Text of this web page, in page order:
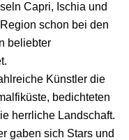
Capri, Ischia und
schon bei den
beliebter
Künstler die
bedichteten
herrliche Landschaft.
gaben sich Stars und